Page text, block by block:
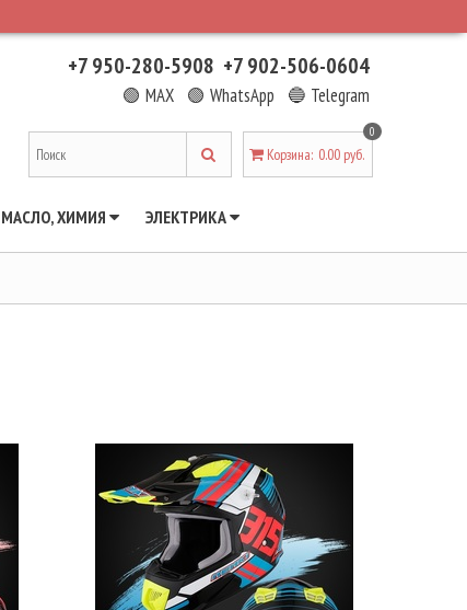
+7 950-280-5908 +7 902-506-0604
🟢 MAX 🟢 WhatsApp 🔵 Telegram
Корзина:
0
0.00 руб.
МАСЛО, ХИМИЯ ЭЛЕКТРИКА